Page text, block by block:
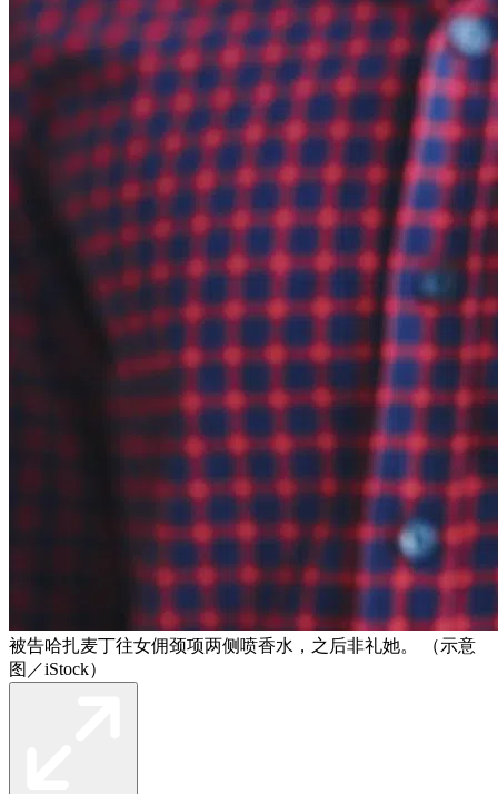
被告哈扎麦丁往女佣颈项两侧喷香水，之后非礼她。 （示意
图／iStock）